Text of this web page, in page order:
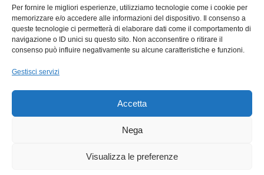
Per fornire le migliori esperienze, utilizziamo tecnologie come i cookie per
memorizzare e/o accedere alle informazioni del dispositivo. Il consenso a
queste tecnologie ci permetterà di elaborare dati come il comportamento di
navigazione o ID unici su questo sito. Non acconsentire o ritirare il
consenso può influire negativamente su alcune caratteristiche e funzioni.
Gestisci servizi
Accetta
Nega
Visualizza le preferenze
DOVE DORMIRE
SAN GIORGIO I CAVALIERI
CONTATTI
CARRELLO
Info Contatti
Email: sangiorgioicavalieri@gmail.com